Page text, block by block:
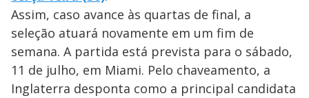
Assim, caso avance às quartas de final, a
seleção atuará novamente em um fim de
semana. A partida está prevista para o sábado,
11 de julho, em Miami. Pelo chaveamento, a
Inglaterra desponta como a principal candidata